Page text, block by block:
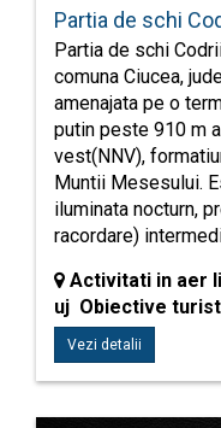
Partia de schi
Partia de schi
comuna Ciucea,
amenajata pe o
putin peste 910 m
vest(NNV),
Muntii Mesesului.
iluminata nocturn,
racordare)
Activitati in aer
uj Obiective
Vezi detalii